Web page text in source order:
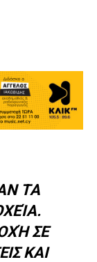
ΤΑ
ΣΕ
ΚΑΙ